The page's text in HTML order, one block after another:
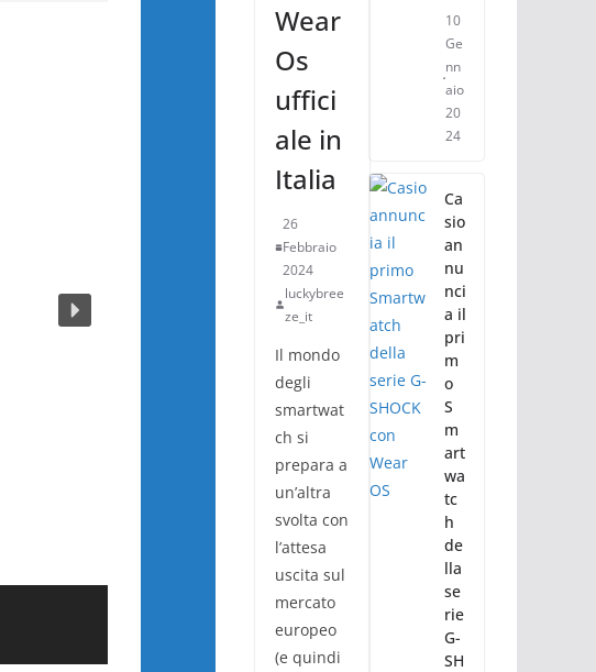
Wear
Os
uffici
ale in
Italia
26
Febbraio
2024
luckybree
ze_it
Il mondo
degli
smartwat
ch si
prepara a
un’altra
svolta con
l’attesa
uscita sul
mercato
europeo
(e quindi
10
Ge
nn
aio
20
24
Ca
sio
an
nu
nci
a il
pri
m
o
S
m
art
wa
tc
h
de
lla
se
rie
G-
SH